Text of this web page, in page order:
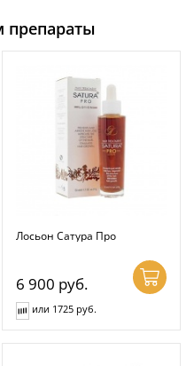
препараты
Лосьон Сатура Про
6 900 руб.
или 1725 руб.